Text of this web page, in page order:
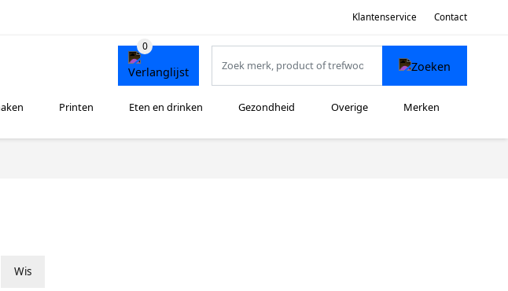
Klantenservice Contact
Printen Eten en drinken Gezondheid Overige Merken
Wis